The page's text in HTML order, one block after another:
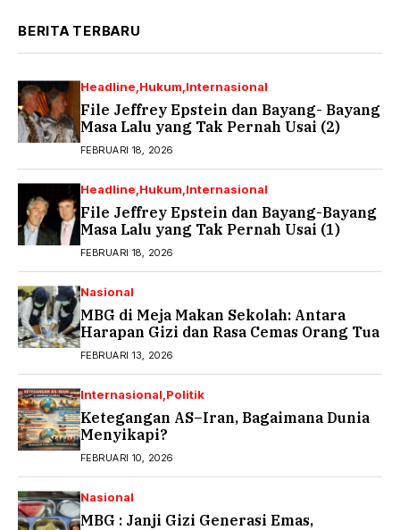
BERITA TERBARU
Headline Hukum Internasional
File Jeffrey Epstein dan Bayang- Bayang
Masa Lalu yang Tak Pernah Usai (2)
FEBRUARI 18, 2026
Headline Hukum Internasional
File Jeffrey Epstein dan Bayang-Bayang
Masa Lalu yang Tak Pernah Usai (1)
FEBRUARI 18, 2026
Nasional
MBG di Meja Makan Sekolah: Antara
Harapan Gizi dan Rasa Cemas Orang Tua
FEBRUARI 13, 2026
Internasional Politik
Ketegangan AS–Iran, Bagaimana Dunia
Menyikapi?
FEBRUARI 10, 2026
Nasional
MBG : Janji Gizi Generasi Emas,